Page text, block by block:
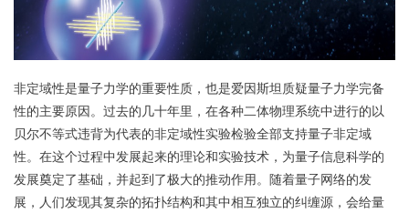
非定域性是量子力学的重要性质，也是爱因斯坦质疑量子力学完备
性的主要原因。过去的几十年里，在各种二体物理系统中进行的以
贝尔不等式违背为代表的非定域性实验检验全部支持量子非定域
性。在这个过程中发展起来的理论和实验技术，为量子信息科学的
发展奠定了基础，并起到了极大的推动作用。随着量子网络的发
展，人们发现其复杂的拓扑结构和其中相互独立的纠缠源，会给量